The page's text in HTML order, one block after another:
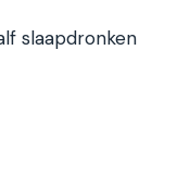
slaapdronken